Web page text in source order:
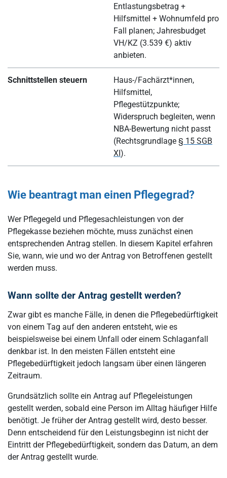
Entlastungsbetrag +
Hilfsmittel + Wohnumfeld pro
Fall planen; Jahresbudget
VH/KZ (3.539 €) aktiv
anbieten.
Schnittstellen steuern
Haus-/Fachärzt*innen,
Hilfsmittel,
Pflegestützpunkte;
Widerspruch begleiten, wenn
NBA-Bewertung nicht passt
(Rechtsgrundlage § 15 SGB
XI ).
Wie beantragt man einen Pflegegrad?
Wer Pflegegeld und Pflegesachleistungen von der
Pflegekasse beziehen möchte, muss zunächst einen
entsprechenden Antrag stellen. In diesem Kapitel erfahren
Sie, wann, wie und wo der Antrag von Betroffenen gestellt
werden muss.
Wann sollte der Antrag gestellt werden?
Zwar gibt es manche Fälle, in denen die Pflegebedürftigkeit
von einem Tag auf den anderen entsteht, wie es
beispielsweise bei einem Unfall oder einem Schlaganfall
denkbar ist. In den meisten Fällen entsteht eine
Pflegebedürftigkeit jedoch langsam über einen längeren
Zeitraum.
Grundsätzlich sollte ein Antrag auf Pflegeleistungen
gestellt werden, sobald eine Person im Alltag häufiger Hilfe
benötigt. Je früher der Antrag gestellt wird, desto besser.
Denn entscheidend für den Leistungsbeginn ist nicht der
Eintritt der Pflegebedürftigkeit, sondern das Datum, an dem
der Antrag gestellt wurde.